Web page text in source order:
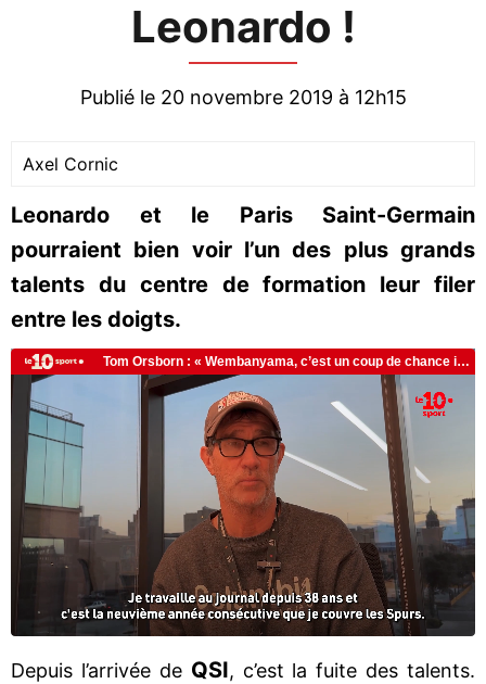
Leonardo !
Publié le 20 novembre 2019 à 12h15
Axel Cornic
Leonardo et le Paris Saint-Germain
pourraient bien voir l’un des plus grands
talents du centre de formation leur filer
entre les doigts.
Depuis l’arrivée de QSI, c’est la fuite des talents.